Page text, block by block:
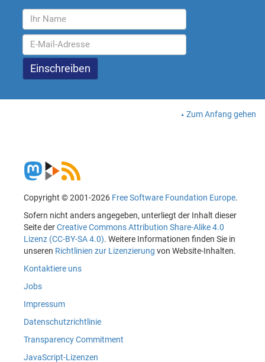
Zum Anfang gehen
Copyright © 2001-2026 Free Software Foundation Europe.
Sofern nicht anders angegeben, unterliegt der Inhalt dieser
Seite derCreative Commons Attribution Share-Alike 4.0
Lizenz (CC-BY-SA 4.0). Weitere Informationen finden Sie in
unseren Richtlinien zur Lizenzierung von Website-Inhalten.
Kontaktiere uns
Jobs
Impressum
Datenschutzrichtlinie
Transparency Commitment
JavaScript-Lizenzen